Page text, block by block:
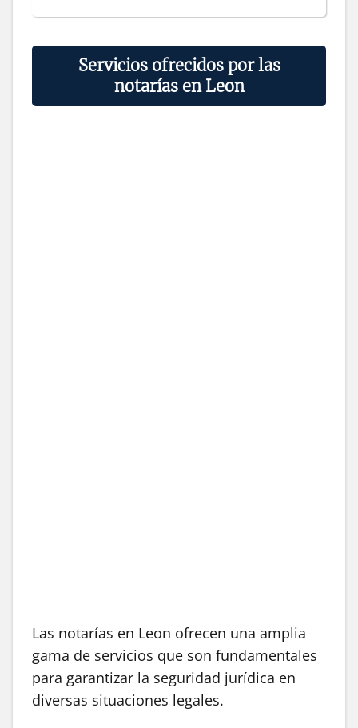
Servicios ofrecidos por las
notarías en Leon
Las notarías en Leon ofrecen una amplia
gama de servicios que son fundamentales
para garantizar la seguridad jurídica en
diversas situaciones legales.